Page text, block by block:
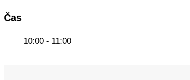
Čas
10:00 - 11:00